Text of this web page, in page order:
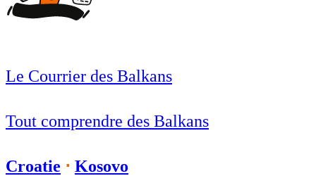
Le Courrier des Balkans
Tout comprendre des Balkans
Croatie ⋅ Kosovo